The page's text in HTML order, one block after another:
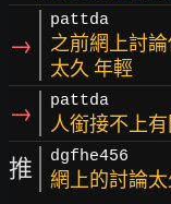
→
pattda
之前網上討
太久 年輕
→ pattda
人銜接不上
推 dgfhe456
網上的討論